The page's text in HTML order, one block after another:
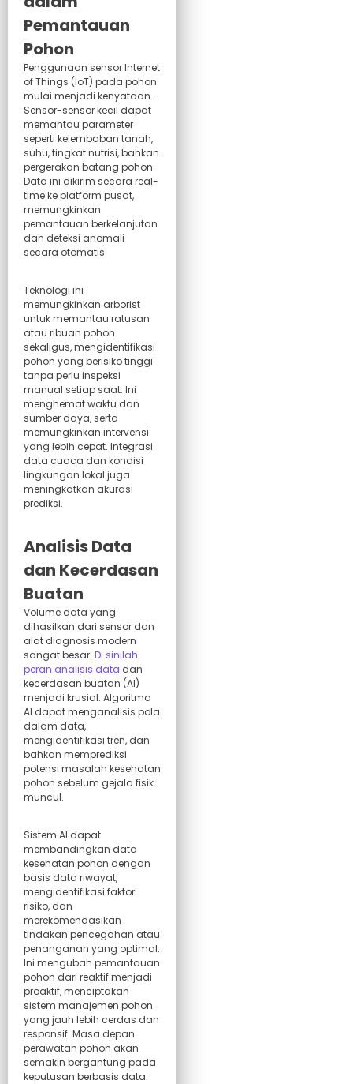
Pemantauan
Pohon
Penggunaan sensor Internet
of Things (IoT) pada pohon
mulai menjadi kenyataan.
Sensor-sensor kecil dapat
memantau parameter
seperti kelembaban tanah,
suhu, tingkat nutrisi, bahkan
pergerakan batang pohon.
Data ini dikirim secara real-
time ke platform pusat,
memungkinkan
pemantauan berkelanjutan
dan deteksi anomali
secara otomatis.
Teknologi ini
memungkinkan arborist
untuk memantau ratusan
atau ribuan pohon
sekaligus, mengidentifikasi
pohon yang berisiko tinggi
tanpa perlu inspeksi
manual setiap saat. Ini
menghemat waktu dan
sumber daya, serta
memungkinkan intervensi
yang lebih cepat. Integrasi
data cuaca dan kondisi
lingkungan lokal juga
meningkatkan akurasi
prediksi.
Analisis Data
dan Kecerdasan
Buatan
Volume data yang
dihasilkan dari sensor dan
alat diagnosis modern
sangat besar. Di sinilah
peran analisis data dan
kecerdasan buatan (AI)
menjadi krusial. Algoritma
AI dapat menganalisis pola
dalam data,
mengidentifikasi tren, dan
bahkan memprediksi
potensi masalah kesehatan
pohon sebelum gejala fisik
muncul.
Sistem AI dapat
membandingkan data
kesehatan pohon dengan
basis data riwayat,
mengidentifikasi faktor
risiko, dan
merekomendasikan
tindakan pencegahan atau
penanganan yang optimal.
Ini mengubah pemantauan
pohon dari reaktif menjadi
proaktif, menciptakan
sistem manajemen pohon
yang jauh lebih cerdas dan
responsif. Masa depan
perawatan pohon akan
semakin bergantung pada
keputusan berbasis data.